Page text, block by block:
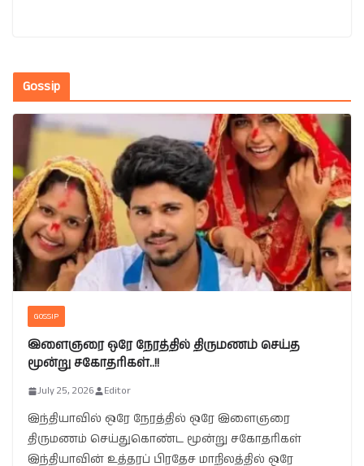
Gossip
GOSSIP
இளைஞரை ஒரே நேரத்தில் திருமணம் செய்த
மூன்று சகோதரிகள்..!!
July 25, 2026 Editor
இந்தியாவில் ஒரே நேரத்தில் ஒரே இளைஞரை
திருமணம் செய்துகொண்ட மூன்று சகோதரிகள்
இந்தியாவின் உத்தரப் பிரதேச மாநிலத்தில் ஒரே